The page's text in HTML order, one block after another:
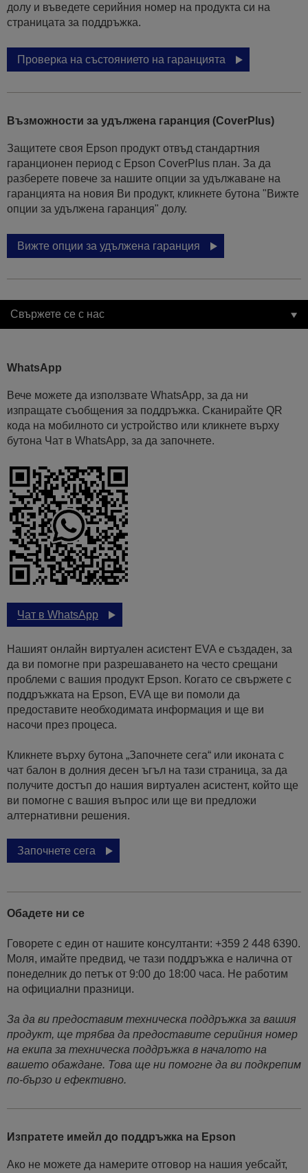
долу и въведете серийния номер на продукта си на
страницата за поддръжка.
Проверка на състоянието на гаранцията
Възможности за удължена гаранция (CoverPlus)
Защитете своя Epson продукт отвъд стандартния
гаранционен период с Epson CoverPlus план. За да
разберете повече за нашите опции за удължаване на
гаранцията на новия Ви продукт, кликнете бутона "Вижте
опции за удължена гаранция" долу.
Вижте опции за удължена гаранция
Свържете се с нас
WhatsApp
Вече можете да използвате WhatsApp, за да ни
изпращате съобщения за поддръжка. Сканирайте QR
кода на мобилното си устройство или кликнете върху
бутона Чат в WhatsApp, за да започнете.
Чат в WhatsApp
Нашият онлайн виртуален асистент EVA е създаден, за
да ви помогне при разрешаването на често срещани
проблеми с вашия продукт Epson. Когато се свържете с
поддръжката на Epson, EVA ще ви помоли да
предоставите необходимата информация и ще ви
насочи през процеса.
Кликнете върху бутона „Започнете сега“ или иконата с
чат балон в долния десен ъгъл на тази страница, за да
получите достъп до нашия виртуален асистент, който ще
ви помогне с вашия въпрос или ще ви предложи
алтернативни решения.
Започнете сега
Обадете ни се
Говорете с един от нашите консултанти: +359 2 448 6390.
Моля, имайте предвид, че тази поддръжка е налична от
понеделник до петък от 9:00 до 18:00 часа. Не работим
на официални празници.
За да ви предоставим техническа поддръжка за вашия
продукт, ще трябва да предоставите серийния номер
на екипа за техническа поддръжка в началото на
вашето обаждане. Това ще ни помогне да ви подкрепим
по-бързо и ефективно.
Изпратете имейл до поддръжка на Epson
Ако не можете да намерите отговор на нашия уебсайт,